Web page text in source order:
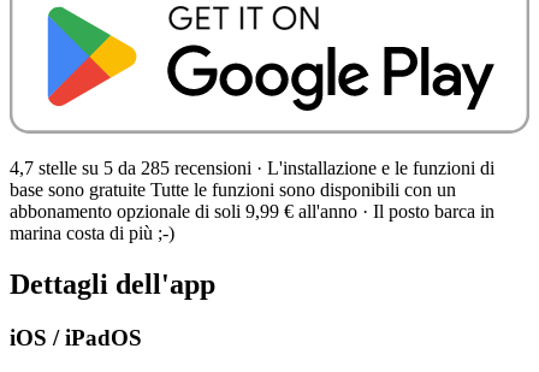
4,7 stelle su 5 da 285 recensioni · L'installazione e le funzioni di
base sono gratuite Tutte le funzioni sono disponibili con un
abbonamento opzionale di soli 9,99 € all'anno · Il posto barca in
marina costa di più ;-)
Dettagli dell'app
iOS / iPadOS